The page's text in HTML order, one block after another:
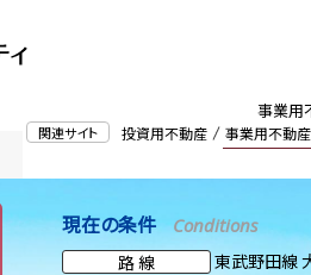
関連サイト 投資用不動産 事業用不動産
事業用
現在の条件 Conditions
路 線
東武野田線